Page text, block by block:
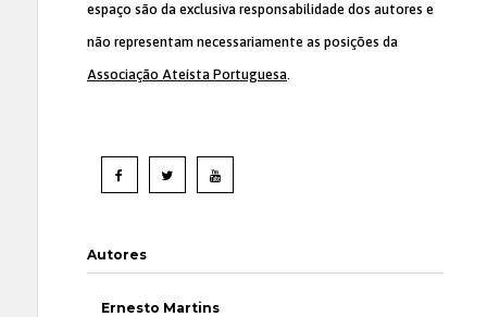
espaço são da exclusiva responsabilidade dos autores e
não representam necessariamente as posições da
Associação Ateísta Portuguesa.
Autores
Ernesto Martins